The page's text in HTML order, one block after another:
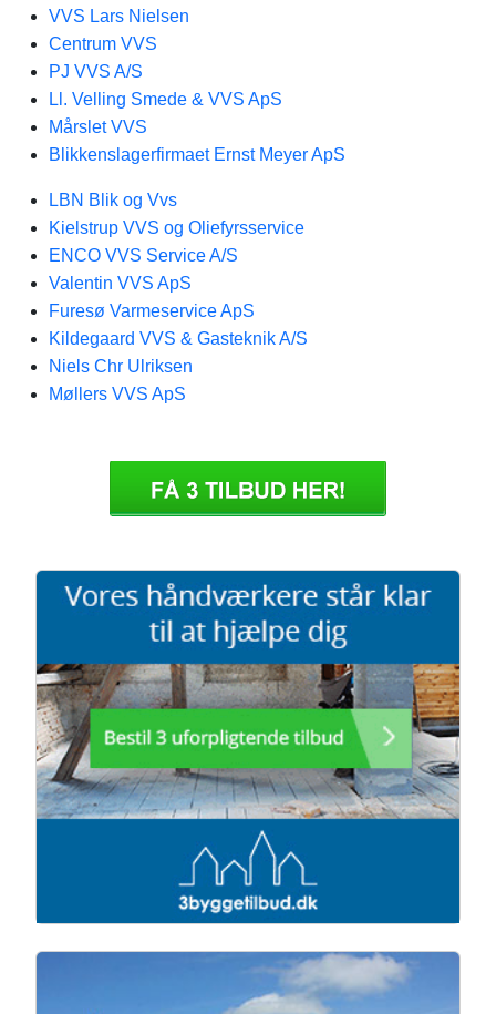
VVS Lars Nielsen
Centrum VVS
PJ VVS A/S
Ll. Velling Smede & VVS ApS
Mårslet VVS
Blikkenslagerfirmaet Ernst Meyer ApS
LBN Blik og Vvs
Kielstrup VVS og Oliefyrsservice
ENCO VVS Service A/S
Valentin VVS ApS
Furesø Varmeservice ApS
Kildegaard VVS & Gasteknik A/S
Niels Chr Ulriksen
Møllers VVS ApS